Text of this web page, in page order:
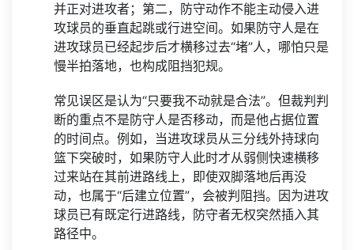
并正对进攻者；第二，防守动作不能主动侵入进
攻球员的垂直起跳或行进空间。如果防守人是在
进攻球员已经起步后才横移过去“堵”人，哪怕只是
慢半拍落地，也构成阻挡犯规。
常见误区是认为“只要我不动就是合法”。但裁判判
断的重点不是防守人是否移动，而是他占据位置
的时间点。例如，当进攻球员从三分线外持球向
篮下突破时，如果防守人此时才从弱侧快速横移
过来站在其前进路线上，即使双脚落地后再没
动，也属于“后建立位置”，会被判阻挡。因为进攻
球员已有既定行进路线，防守者无权突然插入其
路径中。